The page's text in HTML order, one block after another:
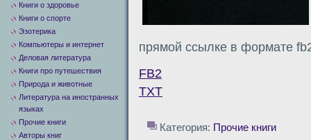
прямой ссылке в формате
FB2
TXT
Категория: Прочие книги
Книги о здоровье
Книги о спорте
Эзотерика
Компьютеры и интернет
Деловая литература
Книги про путешествия
Природа и животные
Литература на иностранных
языках
Прочие книги
Авторы книг